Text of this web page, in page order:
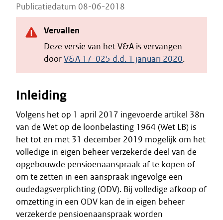
Publicatiedatum 08-06-2018
Vervallen
Deze versie van het V&A is vervangen
doorV&A 17-025 d.d. 1 januari 2020.
Inleiding
Volgens het op 1 april 2017 ingevoerde artikel 38n
van de Wet op de loonbelasting 1964 (Wet LB) is
het tot en met 31 december 2019 mogelijk om het
volledige in eigen beheer verzekerde deel van de
opgebouwde pensioenaanspraak af te kopen of
om te zetten in een aanspraak ingevolge een
oudedagsverplichting (ODV). Bij volledige afkoop of
omzetting in een ODV kan de in eigen beheer
verzekerde pensioenaanspraak worden